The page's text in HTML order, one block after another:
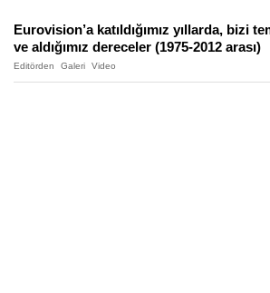
Eurovision’a katıldığımız yıllarda, bizi
ve aldığımız dereceler (1975-2012 arası)
Editörden Galeri Video